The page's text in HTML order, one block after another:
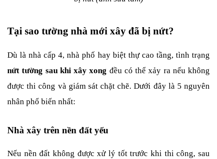
Tại sao tường nhà mới xây đã bị nứt?
nứt tường sau khi xây xong đều có thể xảy ra nếu không
được thi công và giám sát chặt chẽ. Dưới đây là 5 nguyên
nhân phổ biến nhất:
Nhà xây trên nền đất yếu
Nếu nền đất không được xử lý tốt trước khi thi công, sau